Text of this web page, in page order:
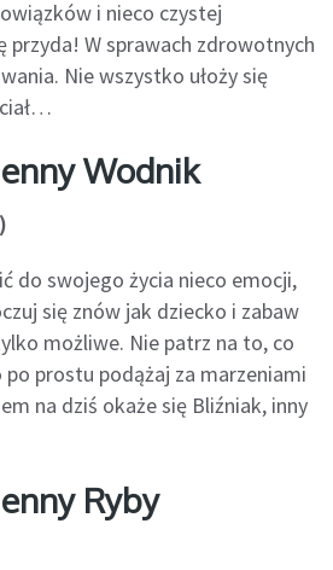
i nieco czystej
przyda! W sprawach zdrowotnych
Nie wszystko ułoży się
Wodnik
do swojego życia nieco emocji,
się znów jak dziecko i zabaw
możliwe. Nie patrz na to, co
prostu podążaj za marzeniami
na dziś okaże się Bliźniak, inny
Ryby